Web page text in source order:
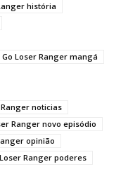
história
Go Loser Ranger mangá
noticias
Ranger novo episódio
opinião
Ranger poderes